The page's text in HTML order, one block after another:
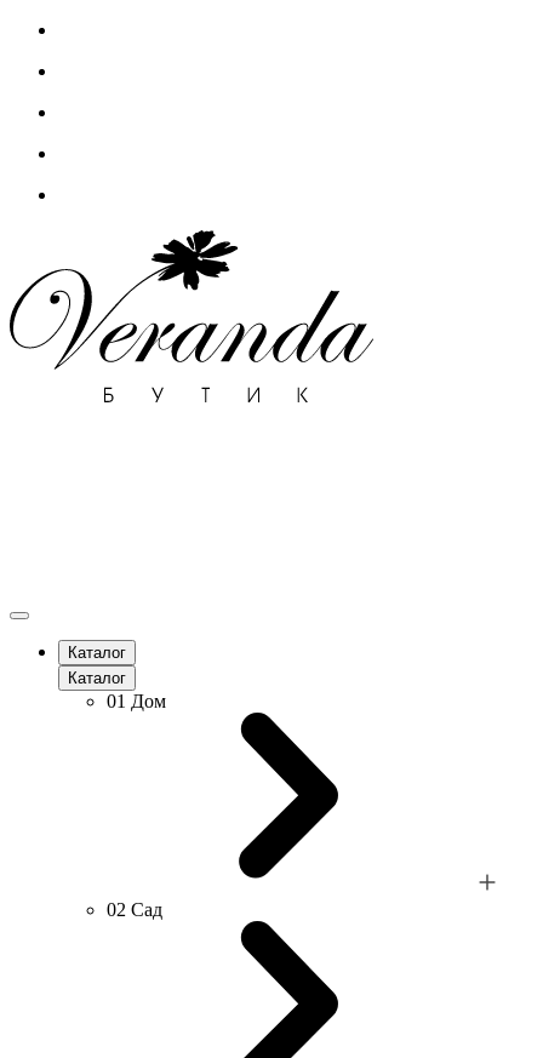
Каталог
Каталог
01 Дом
02 Сад